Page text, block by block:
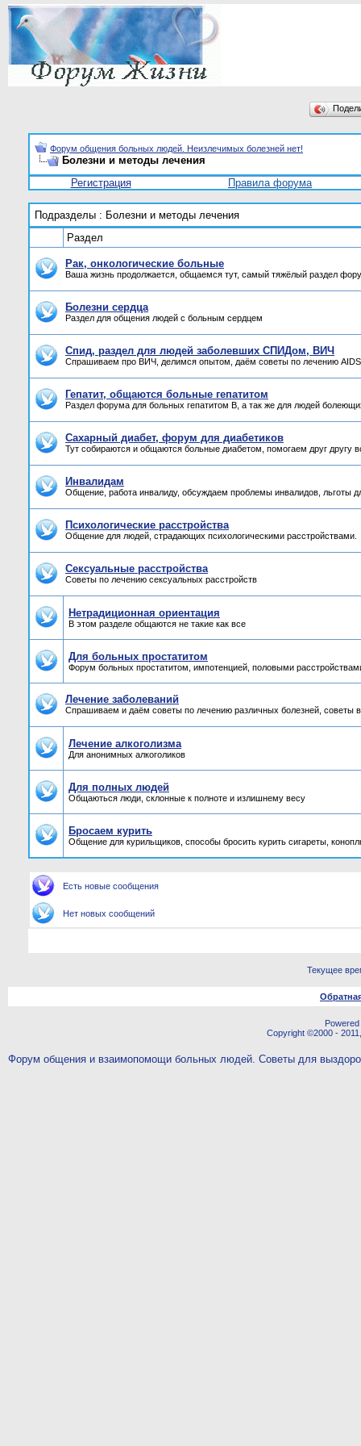
Форум общения больных людей. Неизлечимых болезней нет!
Болезни и методы лечения
Регистрация
Правила форума
Подразделы : Болезни и методы лечения
Раздел
Рак, онкологические больные
Ваша жизнь продолжается, общаемся тут, самый тяжёлый раздел
Болезни сердца
Раздел для общения людей с больным сердцем
Спид, раздел для людей заболевших СПИДом, ВИЧ
Спрашиваем про ВИЧ, делимся опытом, даём советы по лечению AIDS,
Гепатит, общаются больные гепатитом
Раздел форума для больных гепатитом B, а так же для людей
Сахарный диабет, форум для диабетиков
Тут собираются и общаются больные диабетом, помогаем друг другу
Инвалидам
Общение, работа инвалиду, обсуждаем проблемы инвалидов, льготы
Психологические расстройства
Общение для людей, страдающих психологическими расстройствами.
Сексуальные расстройства
Советы по лечению сексуальных расстройств
Нетрадиционная ориентация
В этом разделе общаются не такие как все
Для больных простатитом
Форум больных простатитом, импотенцией, половыми
Лечение заболеваний
Спрашиваем и даём советы по лечению различных болезней, советы
Лечение алкоголизма
Для анонимных алкоголиков
Для полных людей
Общаються люди, склонные к полноте и излишнему весу
Бросаем курить
Общение для курильщиков, способы бросить курить сигареты,
Есть новые сообщения
Нет новых сообщений
Текущее
Copyright ©2000 -
Форум общения и взаимопомощи больных людей. Советы для